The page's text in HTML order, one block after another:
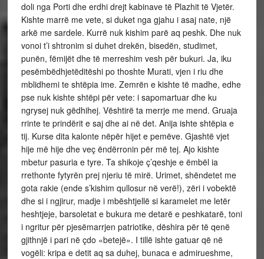
doli nga Porti dhe erdhi drejt kabinave të Plazhit të Vjetër.
Kishte marrë me vete, si duket nga gjahu i asaj nate, një
arkë me sardele. Kurrë nuk kishim parë aq peshk. Dhe nuk
vonoi t’i shtronim si duhet drekën, bisedën, studimet,
punën, fëmijët dhe të merreshim vesh për bukuri. Ja, iku
pesëmbëdhjetëditëshi po thoshte Murati, vjen i riu dhe
mblidhemi te shtëpia ime. Zemrën e kishte të madhe, edhe
pse nuk kishte shtëpi për vete: i sapomartuar dhe ku
ngrysej nuk gëdhihej. Vështirë ta merrje me mend. Gruaja
rrinte te prindërit e saj dhe ai në det. Anija ishte shtëpia e
tij. Kurse dita kalonte nëpër hijet e pemëve. Gjashtë vjet
hije më hije dhe veç ëndërronin për më tej. Ajo kishte
mbetur pasuria e tyre. Ta shikoje ç’qeshje e ëmbël ia
rrethonte fytyrën prej njeriu të mirë. Urimet, shëndetet me
gota rakie (ende s’kishim qullosur në verë!), zëri i vobektë
dhe si i ngjirur, madje i mbështjellë si karamelet me letër
heshtjeje, barsoletat e bukura me detarë e peshkatarë, toni
i ngritur për pjesëmarrjen patriotike, dëshira për të qenë
gjithnjë i pari në çdo «betejë». I tillë ishte gatuar që në
vogëli: kripa e detit aq sa duhej, bunaca e admirueshme,